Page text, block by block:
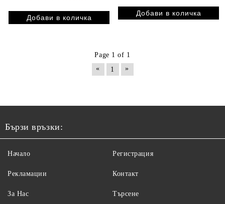
Page 1 of 1
«
1 »
Бързи връзки:
Начало
Рекламации
За Нас
Регистрация
Контакт
Търсене